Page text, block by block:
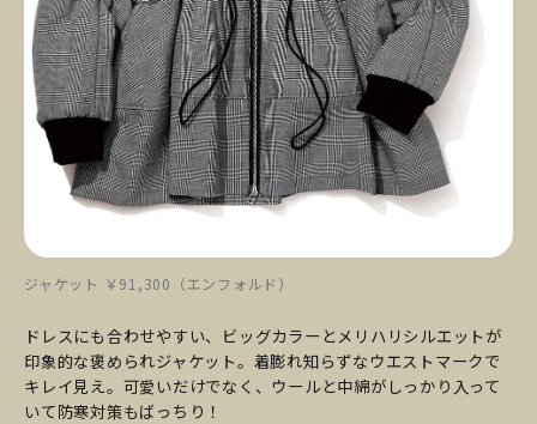
ジャケット ￥91,300（エンフォルド）
ドレスにも合わせやすい、ビッグカラーとメリハリシルエットが
印象的な褒められジャケット。着膨れ知らずなウエストマークで
キレイ見え。可愛いだけでなく、ウールと中綿がしっかり入って
いて防寒対策もばっちり！